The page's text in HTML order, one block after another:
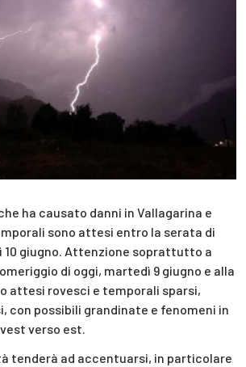
ha causato danni in Vallagarina e
sono attesi entro la serata di
10 giugno. Attenzione soprattutto a
di oggi, martedì 9 giugno e alla
attesi rovesci e temporali sparsi,
con possibili grandinate e fenomeni in
verso est.
tenderà ad accentuarsi, in particolare